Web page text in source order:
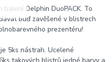
Delphin DuoPACK. To
buď zavěšené v blistrech
prezentéru!
5ks nástrah. Ucelené